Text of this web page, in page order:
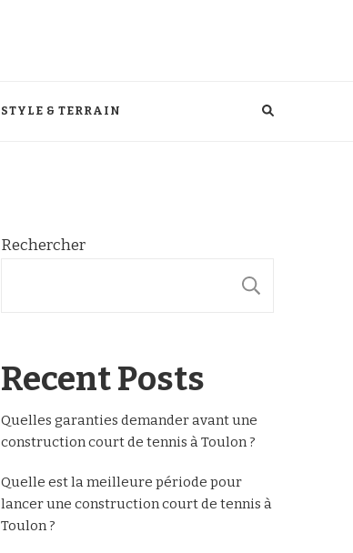
STYLE & TERRAIN
Rechercher
Recent Posts
Quelles garanties demander avant une
construction court de tennis à Toulon ?
Quelle est la meilleure période pour
lancer une construction court de tennis à
Toulon ?